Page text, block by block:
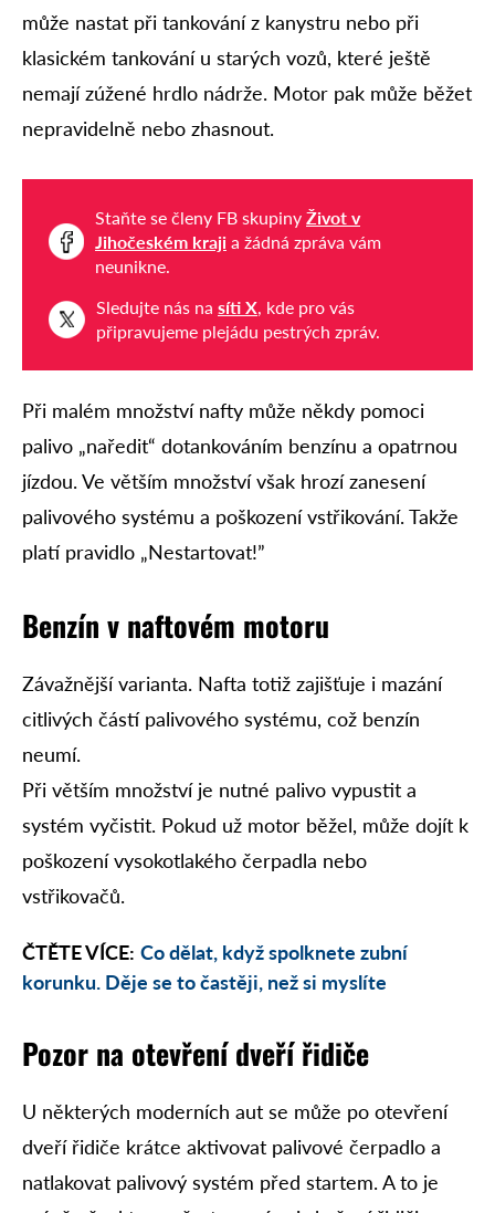
může nastat při tankování z kanystru nebo při
klasickém tankování u starých vozů, které ještě
nemají zúžené hrdlo nádrže. Motor pak může běžet
nepravidelně nebo zhasnout.
Staňte se členy FB skupiny Život v
Jihočeském kraji a žádná zpráva vám
neunikne.
Sledujte nás na síti X, kde pro vás
připravujeme plejádu pestrých zpráv.
Při malém množství nafty může někdy pomoci
palivo „naředit“ dotankováním benzínu a opatrnou
jízdou. Ve větším množství však hrozí zanesení
palivového systému a poškození vstřikování. Takže
platí pravidlo „Nestartovat!”
Benzín v naftovém motoru
Závažnější varianta. Nafta totiž zajišťuje i mazání
citlivých částí palivového systému, což benzín
neumí.
Při větším množství je nutné palivo vypustit a
systém vyčistit. Pokud už motor běžel, může dojít k
poškození vysokotlakého čerpadla nebo
vstřikovačů.
ČTĚTE VÍCE: Co dělat, když spolknete zubní
korunku. Děje se to častěji, než si myslíte
Pozor na otevření dveřířidiče
U některých moderních aut se může po otevření
dveří řidiče krátce aktivovat palivové čerpadlo a
natlakovat palivový systém před startem. A to je